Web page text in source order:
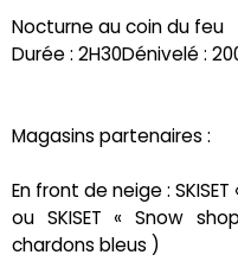
Nocturne au coin du feu
Durée : 2H30Dénivelé :
Magasins partenaires :
En front de neige : SKISET
ou SKISET « Snow
chardons bleus )